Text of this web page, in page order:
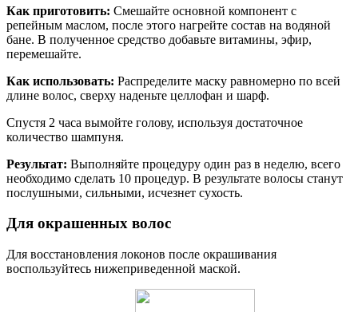
Как приготовить: Смешайте основной компонент с
репейным маслом, после этого нагрейте состав на водяной
бане. В полученное средство добавьте витамины, эфир,
перемешайте.
Как использовать: Распределите маску равномерно по всей
длине волос, сверху наденьте целлофан и шарф.
Спустя 2 часа вымойте голову, используя достаточное
количество шампуня.
Результат: Выполняйте процедуру один раз в неделю, всего
необходимо сделать 10 процедур. В результате волосы станут
послушными, сильными, исчезнет сухость.
Для окрашенных волос
Для восстановления локонов после окрашивания
воспользуйтесь нижеприведенной маской.